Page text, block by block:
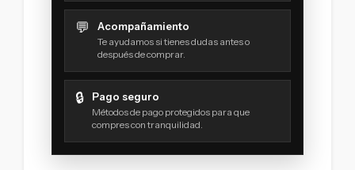
💬 Acompañamiento
Te ayudamos si tienes dudas antes o
después de comprar.
🔒 Pago seguro
Métodos de pago protegidos para que
compres con tranquilidad.